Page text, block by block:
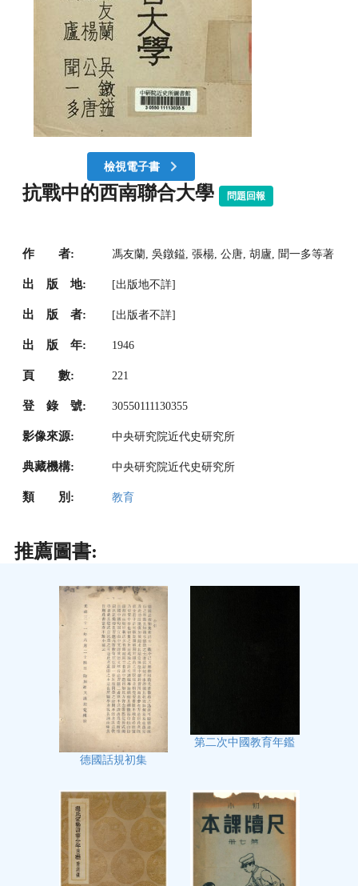
檢視電子書
抗戰中的西南聯合大學 問題回報
作 者: 馮友蘭, 吳鐓鎰, 張楊, 公唐, 胡廬, 聞一多等著
出 版 地: [出版地不詳]
出 版 者: [出版者不詳]
出 版 年: 1946
頁 數: 221
登 錄 號: 30550111130355
影像來源: 中央研究院近代史研究所
典藏機構: 中央研究院近代史研究所
類 別: 教育
推薦圖書:
德國話規初集
第二次中國教育年鑑